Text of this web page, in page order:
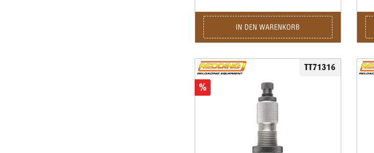
wiederholgenau ein, wie tief der Hülsenhals
kalibriert wird.Die passenden Bushings
bestellen Sie bitte separat.
IN DEN WARENKORB
%
TT71316